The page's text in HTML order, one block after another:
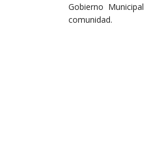
Gobierno
comunidad.